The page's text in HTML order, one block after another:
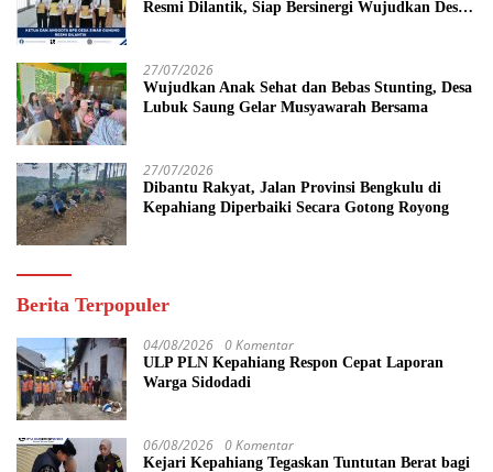
Resmi Dilantik, Siap Bersinergi Wujudkan Desa
27/07/2026
Wujudkan Anak Sehat dan Bebas Stunting, Desa
Lubuk Saung Gelar Musyawarah Bersama
27/07/2026
Dibantu Rakyat, Jalan Provinsi Bengkulu di
Kepahiang Diperbaiki Secara Gotong Royong
Berita Terpopuler
04/08/2026 0 Komentar
ULP PLN Kepahiang Respon Cepat Laporan
Warga Sidodadi
06/08/2026 0 Komentar
Kejari Kepahiang Tegaskan Tuntutan Berat bagi